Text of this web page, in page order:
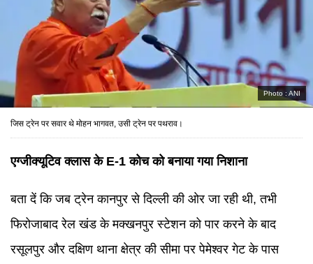
Photo : ANI
जिस ट्रेन पर सवार थे मोहन भागवत, उसी ट्रेन पर पथराव।
एग्जीक्यूटिव क्लास के E-1 कोच को बनाया गया निशाना
बता दें कि जब ट्रेन कानपुर से दिल्ली की ओर जा रही थी, तभी
फिरोजाबाद रेल खंड के मक्खनपुर स्टेशन को पार करने के बाद
रसूलपुर और दक्षिण थाना क्षेत्र की सीमा पर पेमेश्वर गेट के पास